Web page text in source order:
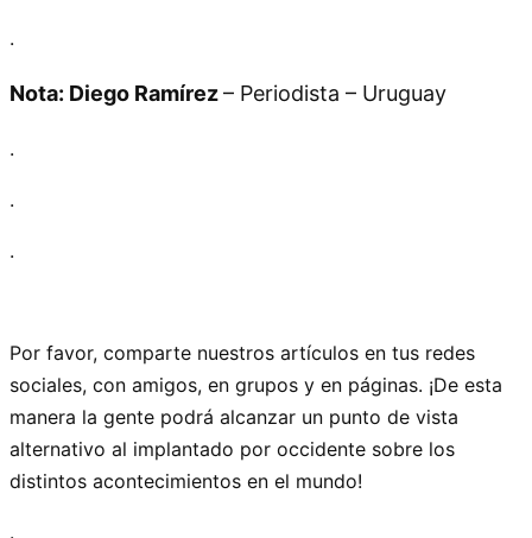
.
Nota: Diego Ramírez– Periodista – Uruguay
.
.
.
Por favor, comparte nuestros artículos en tus redes
sociales, con amigos, en grupos y en páginas. ¡De esta
manera la gente podrá alcanzar un punto de vista
alternativo al implantado por occidente sobre los
distintos acontecimientos en el mundo!
.